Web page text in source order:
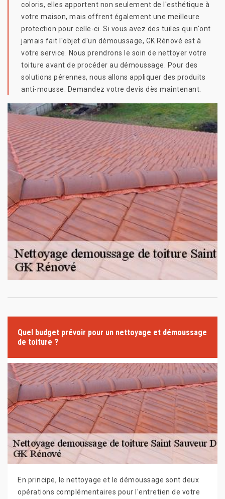
coloris, elles apportent non seulement de l'esthétique à
votre maison, mais offrent également une meilleure
protection pour celle-ci. Si vous avez des tuiles qui n'ont
jamais fait l'objet d'un démoussage, GK Rénové est à
votre service. Nous prendrons le soin de nettoyer votre
toiture avant de procéder au démoussage. Pour des
solutions pérennes, nous allons appliquer des produits
anti-mousse. Demandez votre devis dès maintenant.
Quel budget prévoir pour un nettoyage et démoussage
de toiture ?
En principe, le nettoyage et le démoussage sont deux
opérations complémentaires pour l'entretien de votre